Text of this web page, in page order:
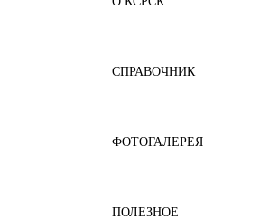
СПРАВОЧНИК
ФОТОГАЛЕРЕЯ
ПОЛЕЗНОЕ